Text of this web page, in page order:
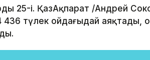
25-і. ҚазАқпарат /Андрей
436 түлек ойдағыдай аяқтады,